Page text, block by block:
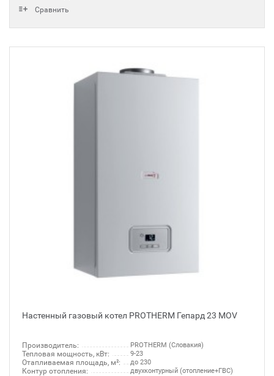
Сравнить
Настенный газовый котел PROTHERM Гепард 23 MOV
Производитель: PROTHERM (Словакия)
Тепловая мощность, кВт: 9-23
Отапливаемая площадь, м²: до 230
Контур отопления: двухконтурный (отопление+ГВС)